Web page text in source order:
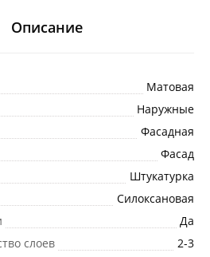
Описание
Матовая
Наружные
Фасадная
Фасад
Штукатурка
Силоксановая
Да
слоев
2-3